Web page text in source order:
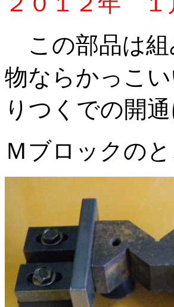
この部品は
物ならかっこ
りつくでの開
Ｍブロックの